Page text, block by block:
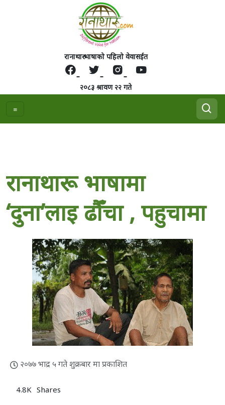
रानाथारु भाषाको पहिलो वेवासईत
२०८३ श्रावण २२ गते
रानाथारू भाषामा
‘दुना’लाइ ढाैँचा , पहुचामा
२०७७ भाद्र ५ गते शुक्रबार मा प्रकाशित
4.8K Shares